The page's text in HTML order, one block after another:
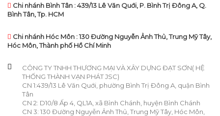
Chi nhánh Bình Tân : 439/13 Lê Văn Quới, P. Bình Trị Đông A, Q.
Bình Tân, Tp. HCM
Chi nhánh Hóc Môn : 130 Đường Nguyễn Ảnh Thủ, Trung Mỹ Tây,
Hóc Môn, Thành phố Hồ Chí Minh
CÔNG TY TNHH THƯƠNG MẠI VÀ XÂY DỰNG ĐẠT SƠN( HỆ
THỐNG THÀNH VẠN PHÁT JSC)
CN 1:439/13 Lê Văn Quới, phường Bình Trị Đông A, quận Bình
Tân
CN 2: D10/8 Ấp 4, QL1A, xã Bình Chánh, huyện Bình Chánh
CN 3: 130 Đường Nguyễn Ảnh Thủ, Trung Mỹ Tây, Hóc Môn,